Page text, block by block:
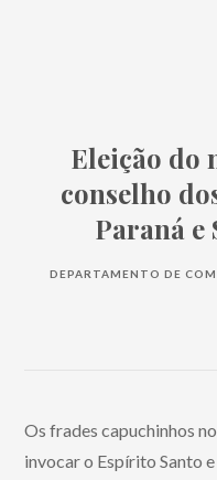
Eleição do
conselho
Paraná e
DEPARTAMENTO DE
Os frades capuchinhos
invocar o Espírito Santo